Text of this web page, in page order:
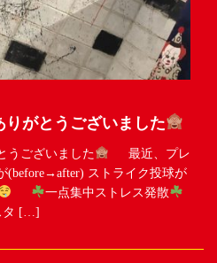
がとうございました
うございました
最近、プレ
(before→after) ストライク投球が
一点集中ストレス発散
タ […]